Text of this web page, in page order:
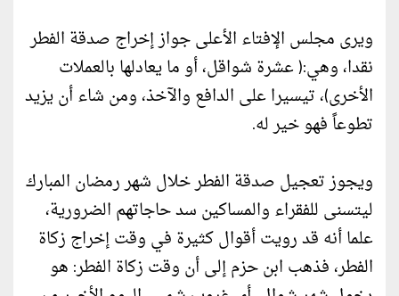
ويرى مجلس الإفتاء الأعلى جواز إخراج صدقة الفطر
نقدا، وهي:( عشرة شواقل، أو ما يعادلها بالعملات
الأخرى)، تيسيرا على الدافع والآخذ، ومن شاء أن يزيد
تطوعاً فهو خير له.
ويجوز تعجيل صدقة الفطر خلال شهر رمضان المبارك
ليتسنى للفقراء والمساكين سد حاجاتهم الضرورية،
علما أنه قد رويت أقوال كثيرة في وقت إخراج زكاة
الفطر، فذهب ابن حزم إلى أن وقت زكاة الفطر: هو